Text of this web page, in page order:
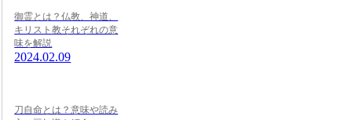
御霊とは？仏教、神道、
キリスト教それぞれの意
味を解説
2024.02.09
刀自命とは？意味や読み